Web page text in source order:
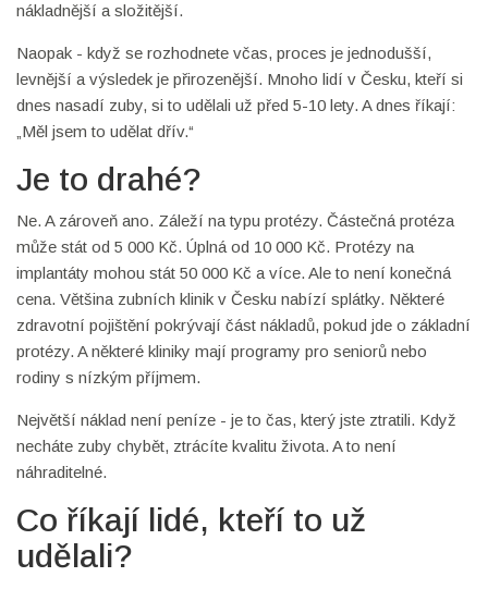
nákladnější a složitější.
Naopak - když se rozhodnete včas, proces je jednodušší,
levnější a výsledek je přirozenější. Mnoho lidí v Česku, kteří si
dnes nasadí zuby, si to udělali už před 5-10 lety. A dnes říkají:
„Měl jsem to udělat dřív.“
Je to drahé?
Ne. A zároveň ano. Záleží na typu protézy. Částečná protéza
může stát od 5 000 Kč. Úplná od 10 000 Kč. Protézy na
implantáty mohou stát 50 000 Kč a více. Ale to není konečná
cena. Většina zubních klinik v Česku nabízí splátky. Některé
zdravotní pojištění pokrývají část nákladů, pokud jde o základní
protézy. A některé kliniky mají programy pro seniorů nebo
rodiny s nízkým příjmem.
Největší náklad není peníze - je to čas, který jste ztratili. Když
necháte zuby chybět, ztrácíte kvalitu života. A to není
náhraditelné.
Co říkají lidé, kteří to už
udělali?